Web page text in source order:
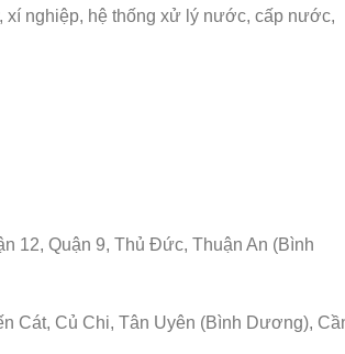
xí nghiệp, hệ thống xử lý nước, cấp nước,
12, Quận 9, Thủ Đức, Thuận An (Bình
Cát, Củ Chi, Tân Uyên (Bình Dương),